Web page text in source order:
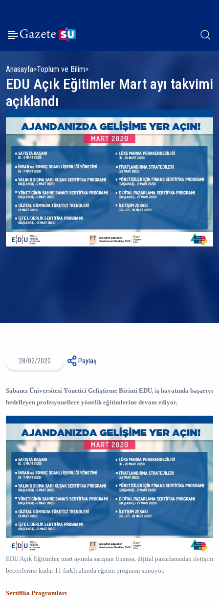
Anasayfa Toplum ve Bilim
EDU Açık Eğitimler Mart ayı takvimi
açıklandı
28/02/2020 Paylaş
Sabancı Üniversitesi Yönetici Geliştirme Birimi EDU, iş hayatında başarıyı
hedefleyen profesyonellere yönelik eğitimlerine devam ediyor.
EDU Açık Eğitimler, mart ayında satıştan finansa, dijital pazarlamadan iletişim
becerilerine kadar 11 farklı alanda eğitim programı sunuyor.
Sertifika Programları